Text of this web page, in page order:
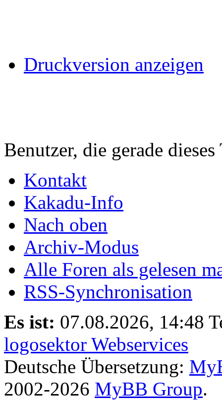
Druckversion anzeigen
Benutzer, die gerade
Kontakt
Kakadu-Info
Nach oben
Archiv-Modus
Alle Foren als gelesen
RSS-Synchronisation
Es ist: 07.08.2026, 14:48
logosektor Webservices
Deutsche Übersetzung:
2002-2026 MyBB Group.